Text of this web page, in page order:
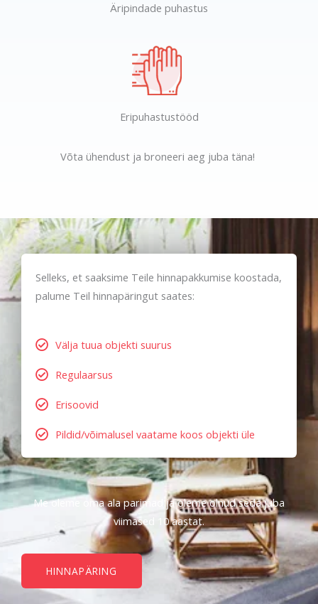
Äripindade puhastus
Eripuhastustööd
Võta ühendust ja broneeri aeg juba täna!
Selleks, et saaksime Teile hinnapakkumise koostada,
palume Teil hinnapäringut saates:
Välja tuua objekti suurus
Regulaarsus
Erisoovid
Pildid/võimalusel vaatame koos objekti üle
Me oleme oma ala parimad ja oleme olnud seda juba
viimased 10 aastat.
HINNAPÄRING